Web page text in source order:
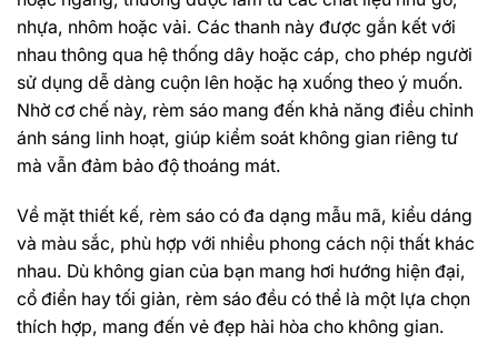
nhựa, nhôm hoặc vải. Các thanh này được gắn kết với
nhau thông qua hệ thống dây hoặc cáp, cho phép người
sử dụng dễ dàng cuộn lên hoặc hạ xuống theo ý muốn.
Nhờ cơ chế này, rèm sáo mang đến khả năng điều chỉnh
ánh sáng linh hoạt, giúp kiểm soát không gian riêng tư
mà vẫn đảm bảo độ thoáng mát.
Về mặt thiết kế, rèm sáo có đa dạng mẫu mã, kiểu dáng
và màu sắc, phù hợp với nhiều phong cách nội thất khác
nhau. Dù không gian của bạn mang hơi hướng hiện đại,
cổ điển hay tối giản, rèm sáo đều có thể là một lựa chọn
thích hợp, mang đến vẻ đẹp hài hòa cho không gian.